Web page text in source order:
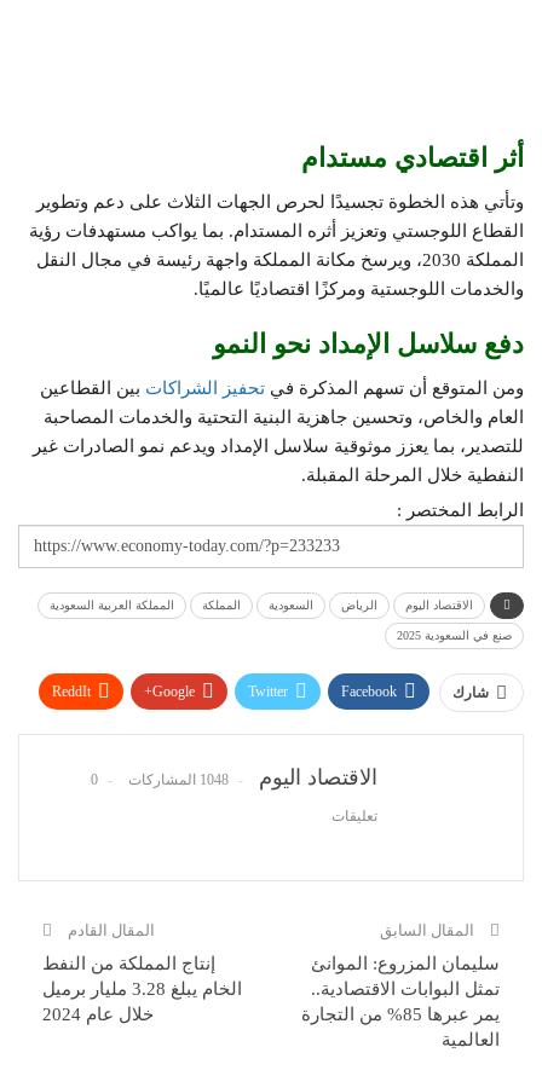
أثر اقتصادي مستدام
وتأتي هذه الخطوة تجسيدًا لحرص الجهات الثلاث على دعم وتطوير
القطاع اللوجستي وتعزيز أثره المستدام. بما يواكب مستهدفات رؤية
المملكة 2030، ويرسخ مكانة المملكة واجهة رئيسة في مجال النقل
والخدمات اللوجستية ومركزًا اقتصاديًا عالميًا.
دفع سلاسل الإمداد نحو النمو
ومن المتوقع أن تسهم المذكرة في تحفيز الشراكات بين القطاعين
العام والخاص، وتحسين جاهزية البنية التحتية والخدمات المصاحبة
للتصدير، بما يعزز موثوقية سلاسل الإمداد ويدعم نمو الصادرات غير
النفطية خلال المرحلة المقبلة.
الرابط المختصر :
الاقتصاد اليوم الرياض السعودية المملكة المملكة العربية السعودية
صنع في السعودية 2025
شارك Facebook
Twitter
Google+
ReddIt
الاقتصاد اليوم 1048 المشاركات 0
تعليقات
المقال السابق
سليمان المزروع: الموانئ
تمثل البوابات الاقتصادية..
يمر عبرها 85% من التجارة
العالمية
المقال القادم
إنتاج المملكة من النفط
الخام يبلغ 3.28 مليار برميل
خلال عام 2024